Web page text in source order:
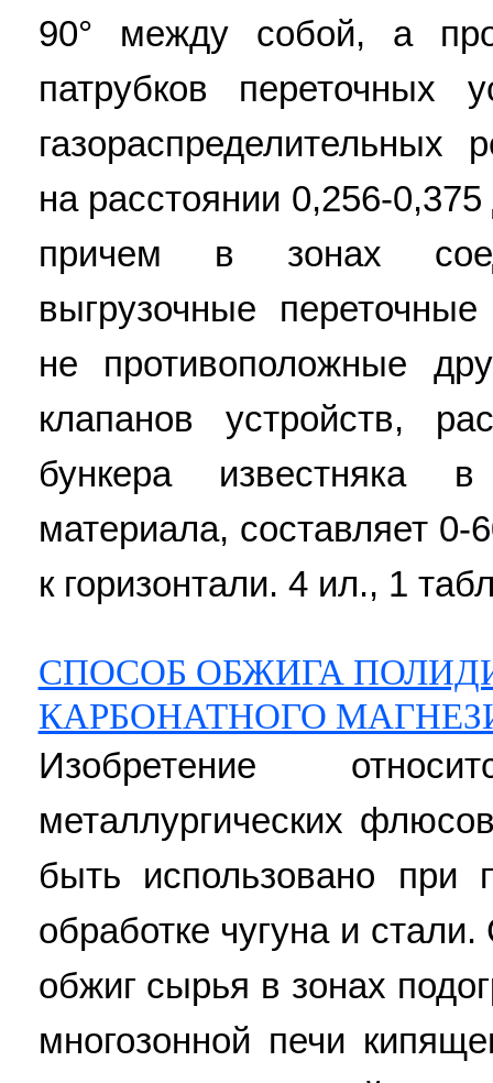
90° между собой, а
патрубков переточных
газораспределительных
на расстоянии 0,256-
причем в зонах
выгрузочные
не противоположные
клапанов устройств,
бункера известняка
материала, составляет 0-
к горизонтали. 4 ил., 1
СПОСОБ ОБЖИГА
КАРБОНАТНОГО
Изобретение
металлургических
быть использовано при
обработке чугуна и
обжиг сырья в зонах
многозонной печи